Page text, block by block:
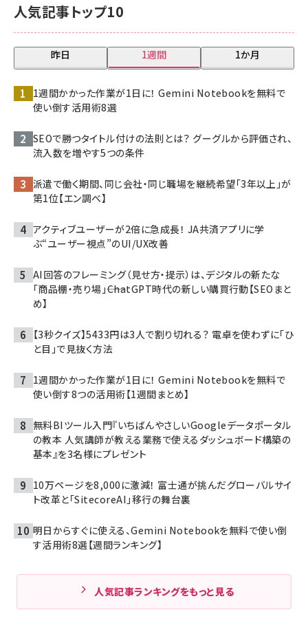
人気記事トップ10
昨日 1週間 1か月
1週間かかった作業が1日に！ Gemini Notebookを無料で
使い倒す活用術8選
SEOで勝つタイトル付けの法則とは？ グーグルから評価され、
流入数を増やす5つの条件
派遣で働く期間、同じ会社・同じ職場を継続希望「3年以上」が
第1位【エン調べ】
アクティブユーザーが2倍に急成長！ JA共済アプリに学
ぶ“ユーザー視点”のUI/UX改善
AI回答のフレーミング（見せ方・提示）は、デジタルの新たな
「商品棚・売り場」――ChatGPT時代の新しい購買行動【SEOまと
め】
【3秒クイズ】5433円は3人で割り切れる？ 電卓を使わずに「ひ
と目」で見抜く方法
1週間かかった作業が1日に！ Gemini Notebookを無料で
使い倒す8つの活用術【1週間まとめ】
無料BIツール入門『いちばんやさしいGoogleデータポータル
の教本 人気講師が教える業務で使えるダッシュボード構築の
基本』を3名様にプレゼント
10万ページを8,000に激減！ 富士通が挑んだグローバルサイ
ト改革と「SitecoreAI」移行の舞台裏
明日からすぐに使える、Gemini Notebookを無料で使い倒
す活用術8選【週間ランキング】
人気記事ランキングをもっと見る